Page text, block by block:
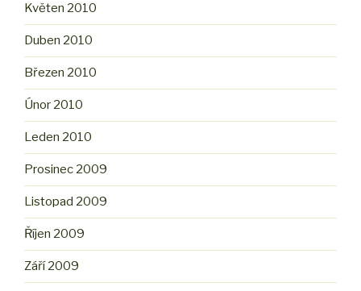
Květen 2010
Duben 2010
Březen 2010
Únor 2010
Leden 2010
Prosinec 2009
Listopad 2009
Říjen 2009
Září 2009